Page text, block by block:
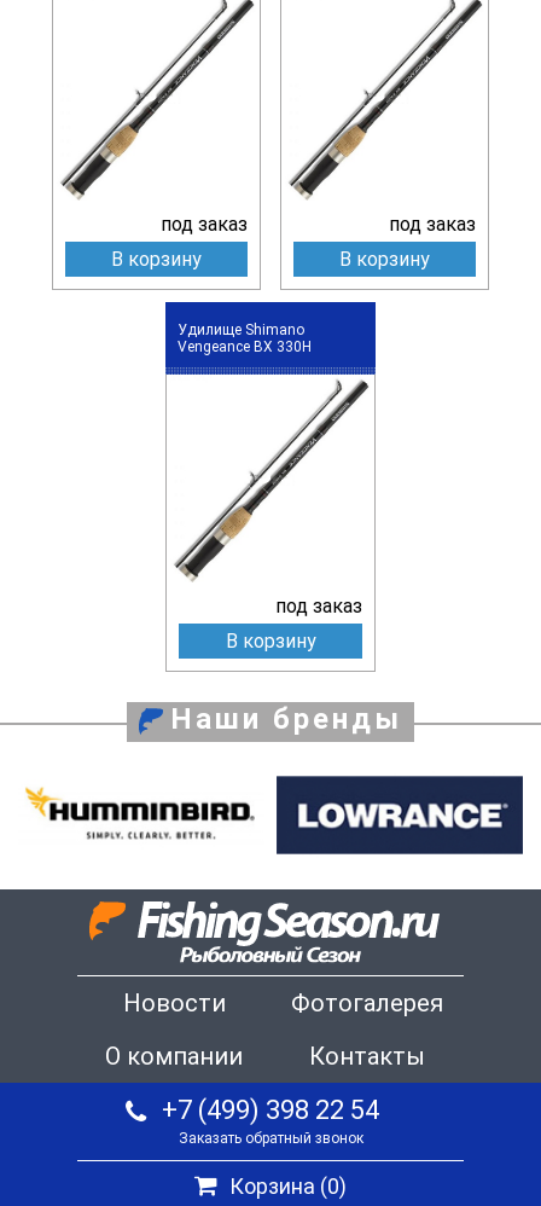
под заказ
В корзину
под заказ
В корзину
Удилище Shimano
Vengeance BX 330H
под заказ
В корзину
Наши бренды
Новости
Фотогалерея
О компании
Контакты
+7 (499) 398 22 54
Заказать обратный звонок
Корзина (0)